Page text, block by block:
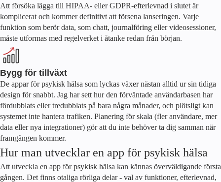
Att försöka lägga till HIPAA- eller GDPR-efterlevnad i slutet är
komplicerat och kommer definitivt att försena lanseringen. Varje
funktion som berör data, som chatt, journalföring eller videosessioner,
måste utformas med regelverket i åtanke redan från början.
Bygg för tillväxt
De appar för psykisk hälsa som lyckas växer nästan alltid ur sin tidiga
design för snabbt. Jag har sett hur den förväntade användarbasen har
fördubblats eller tredubblats på bara några månader, och plötsligt kan
systemet inte hantera trafiken. Planering för skala (fler användare, mer
data eller nya integrationer) gör att du inte behöver ta dig samman när
framgången kommer.
Hur man utvecklar en app för psykisk hälsa
Att utveckla en app för psykisk hälsa kan kännas överväldigande första
gången. Det finns otaliga rörliga delar - val av funktioner, efterlevnad,